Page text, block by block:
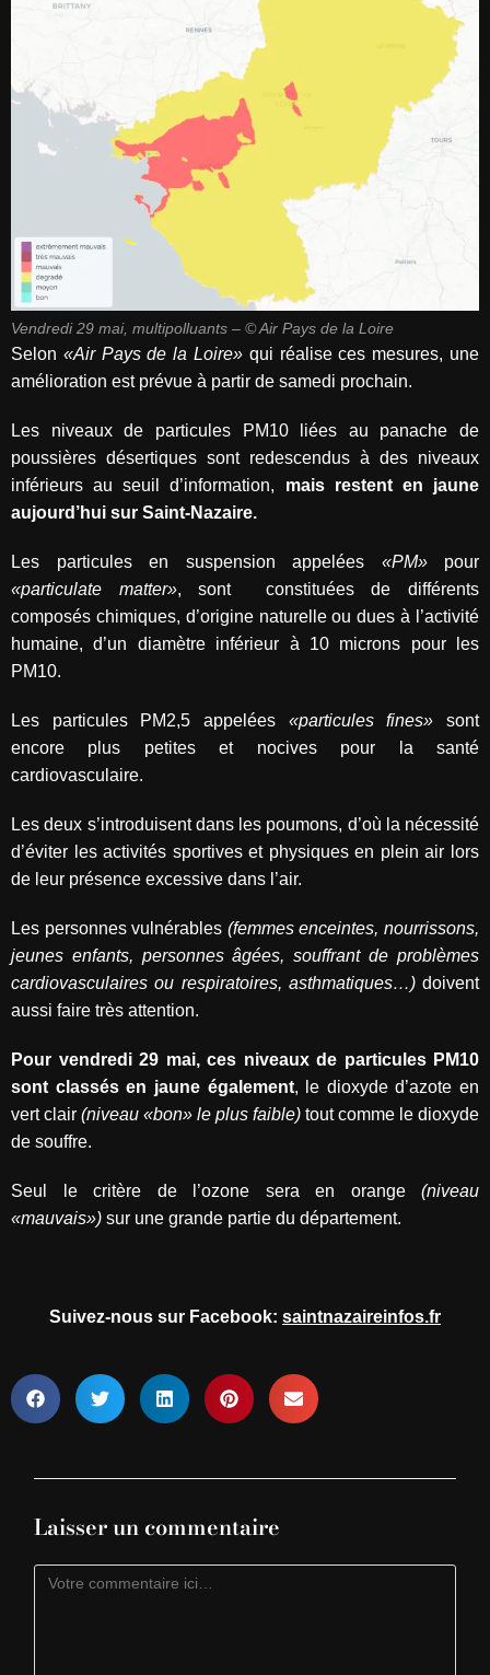
Vendredi 29 mai, multipolluants – © Air Pays de la Loire
Selon «Air Pays de la Loire» qui réalise ces mesures, une
amélioration est prévue à partir de samedi prochain.
Les niveaux de particules PM10 liées au panache de
poussières désertiques sont redescendus à des niveaux
inférieurs au seuil d’information, mais restent en jaune
aujourd’hui sur Saint-Nazaire.
Les particules en suspension appelées «PM»pour
«particulate matter», sont
constituées de différents
composés chimiques, d’origine naturelle ou dues à l’activité
humaine, d’un diamètre inférieur à 10 microns pour les
PM10.
Les particules PM2,5 appelées «particules fines» sont
encore plus petites et nocives pour la santé
cardiovasculaire.
Les deux s’introduisent dans les poumons, d’où la nécessité
d’éviter les activités sportives et physiques en plein air lors
de leur présence excessive dans l’air.
Les personnes vulnérables (femmes enceintes, nourrissons,
jeunes enfants, personnes âgées, souffrant de problèmes
cardiovasculaires ou respiratoires, asthmatiques…) doivent
aussi faire très attention.
Pour vendredi 29 mai, ces niveaux de particules PM10
sont classés en jaune également, le dioxyde d’azote en
vert clair (niveau «bon» le plus faible) tout comme le dioxyde
de souffre.
Seul le critère de l’ozone sera en orange (niveau
«mauvais») sur une grande partie du département.
Suivez-nous sur Facebook: saintnazaireinfos.fr
Laisser un commentaire